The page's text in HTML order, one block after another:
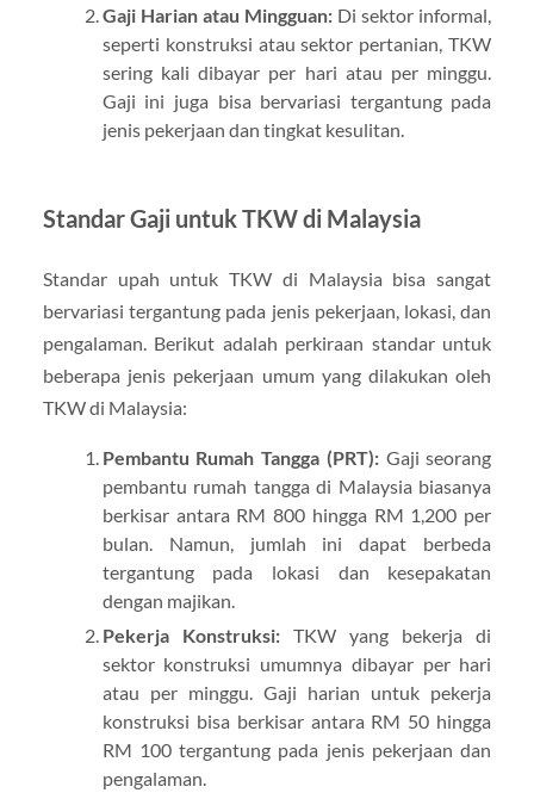
Gaji Harian atau Mingguan: Di sektor informal,
seperti konstruksi atau sektor pertanian, TKW
sering kali dibayar per hari atau per minggu.
Gaji ini juga bisa bervariasi tergantung pada
jenis pekerjaan dan tingkat kesulitan.
Standar Gaji untuk TKW di Malaysia
Standar upah untuk TKW di Malaysia bisa sangat
bervariasi tergantung pada jenis pekerjaan, lokasi, dan
pengalaman. Berikut adalah perkiraan standar untuk
beberapa jenis pekerjaan umum yang dilakukan oleh
TKW di Malaysia:
Pembantu Rumah Tangga (PRT):Gaji seorang
pembantu rumah tangga di Malaysia biasanya
berkisar antara RM 800 hingga RM 1,200 per
bulan. Namun, jumlah ini dapat berbeda
tergantung pada lokasi dan kesepakatan
dengan majikan.
Pekerja Konstruksi:TKW yang bekerja di
sektor konstruksi umumnya dibayar per hari
atau per minggu. Gaji harian untuk pekerja
konstruksi bisa berkisar antara RM 50 hingga
RM 100 tergantung pada jenis pekerjaan dan
pengalaman.